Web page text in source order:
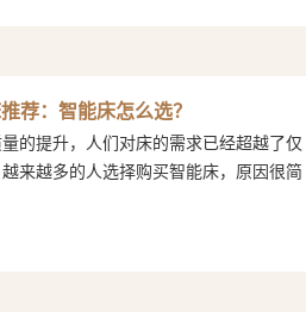
荐：智能床怎么选？
升，人们对床的需求已经超越了仅
来越多的人选择购买智能床，原因很简